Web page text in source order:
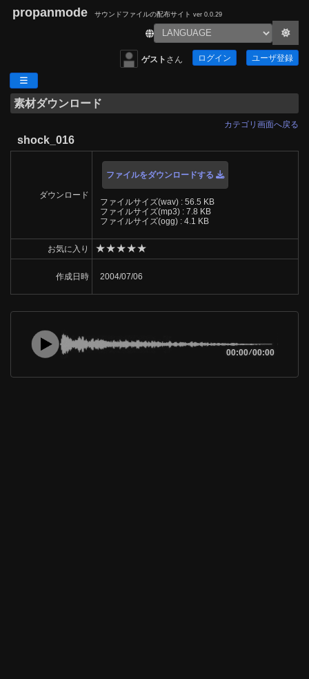
propanmode サウンドファイルの配布サイト ver 0.0.29
ゲスト さん ログイン ユーザ登録
素材ダウンロード
カテゴリ画面へ戻る
shock_016
ダウンロード
ファイルをダウンロードする
ファイルサイズ(wav) : 56.5 KB
ファイルサイズ(mp3) : 7.8 KB
ファイルサイズ(ogg) : 4.1 KB
お気に入り ★★★★★
作成日時 2004/07/06
00:00/00:00